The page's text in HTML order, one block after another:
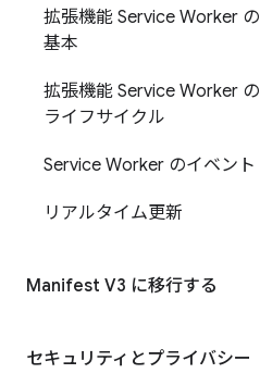
拡張機能 Service Worker の
基本
拡張機能 Service Worker の
ライフサイクル
Service Worker のイベント
リアルタイム更新
Manifest V3 に移行する
セキュリティとプライバシー